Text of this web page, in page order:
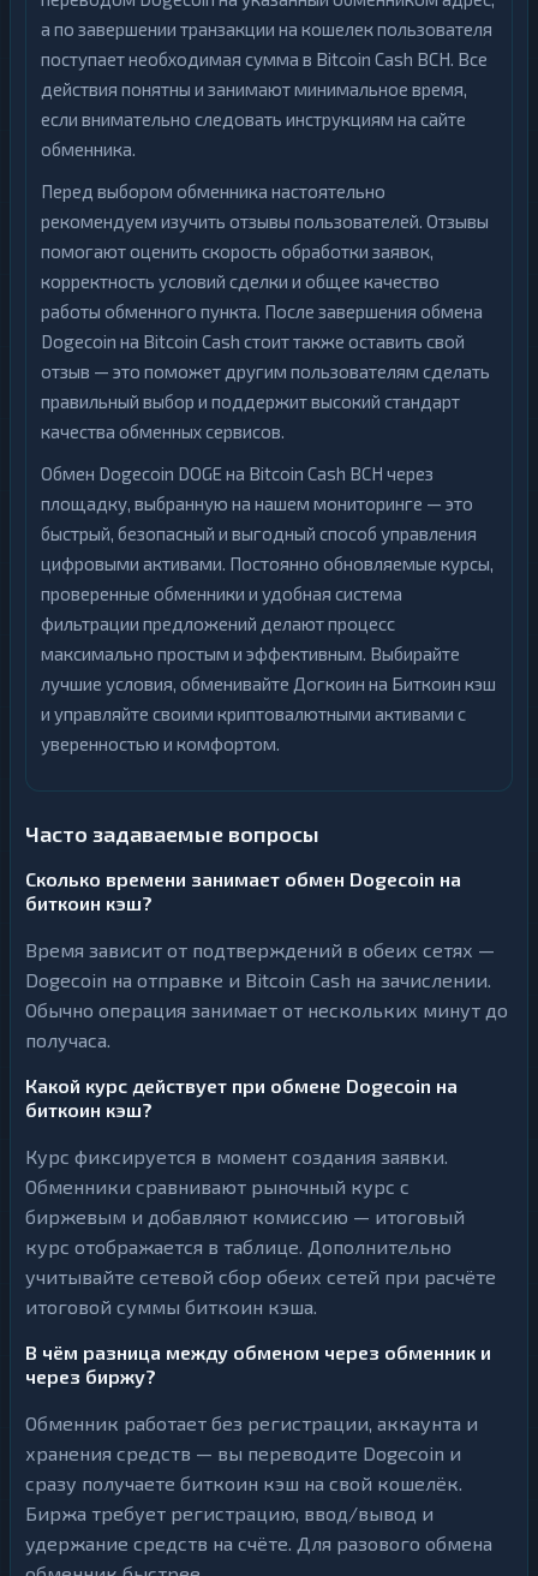
а по завершении транзакции на кошелек пользователя
поступает необходимая сумма в Bitcoin Cash BCH. Все
действия понятны и занимают минимальное время,
если внимательно следовать инструкциям на сайте
обменника.
Перед выбором обменника настоятельно
рекомендуем изучить отзывы пользователей. Отзывы
помогают оценить скорость обработки заявок,
корректность условий сделки и общее качество
работы обменного пункта. После завершения обмена
Dogecoin на Bitcoin Cash стоит также оставить свой
отзыв — это поможет другим пользователям сделать
правильный выбор и поддержит высокий стандарт
качества обменных сервисов.
Обмен Dogecoin DOGE на Bitcoin Cash BCH через
площадку, выбранную на нашем мониторинге — это
быстрый, безопасный и выгодный способ управления
цифровыми активами. Постоянно обновляемые курсы,
проверенные обменники и удобная система
фильтрации предложений делают процесс
максимально простым и эффективным. Выбирайте
лучшие условия, обменивайте Догкоин на Биткоин кэш
и управляйте своими криптовалютными активами с
уверенностью и комфортом.
Часто задаваемые вопросы
Сколько времени занимает обмен Dogecoin на
биткоин кэш?
Время зависит от подтверждений в обеих сетях —
Dogecoin на отправке и Bitcoin Cash на зачислении.
Обычно операция занимает от нескольких минут до
получаса.
Какой курс действует при обмене Dogecoin на
биткоин кэш?
Курс фиксируется в момент создания заявки.
Обменники сравнивают рыночный курс с
биржевым и добавляют комиссию — итоговый
курс отображается в таблице. Дополнительно
учитывайте сетевой сбор обеих сетей при расчёте
итоговой суммы биткоин кэша.
В чём разница между обменом через обменник и
через биржу?
Обменник работает без регистрации, аккаунта и
хранения средств — вы переводите Dogecoin и
сразу получаете биткоин кэш на свой кошелёк.
Биржа требует регистрацию, ввод/вывод и
удержание средств на счёте. Для разового обмена